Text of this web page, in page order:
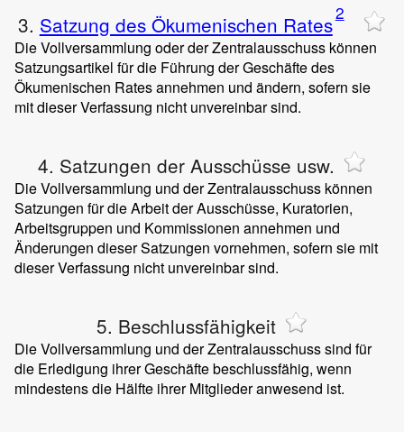
3. Satzung des Ökumenischen Rates2
Die Vollversammlung oder der Zentralausschuss können
Satzungsartikel für die Führung der Geschäfte des
Ökumenischen Rates annehmen und ändern, sofern sie
mit dieser Verfassung nicht unvereinbar sind.
4. Satzungen der Ausschüsse usw.
Die Vollversammlung und der Zentralausschuss können
Satzungen für die Arbeit der Ausschüsse, Kuratorien,
Arbeitsgruppen und Kommissionen annehmen und
Änderungen dieser Satzungen vornehmen, sofern sie mit
dieser Verfassung nicht unvereinbar sind.
5. Beschlussfähigkeit
Die Vollversammlung und der Zentralausschuss sind für
die Erledigung ihrer Geschäfte beschlussfähig, wenn
mindestens die Hälfte ihrer Mitglieder anwesend ist.